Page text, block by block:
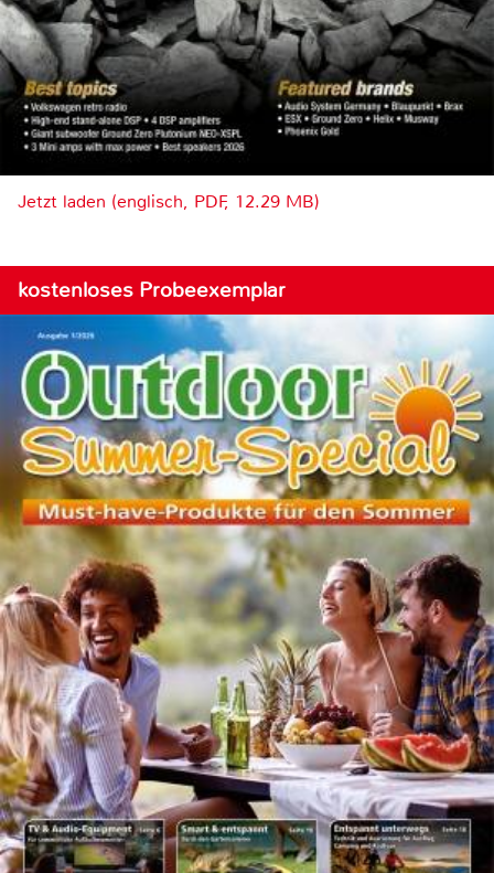
Jetzt laden (englisch, PDF, 12.29 MB)
kostenloses Probeexemplar